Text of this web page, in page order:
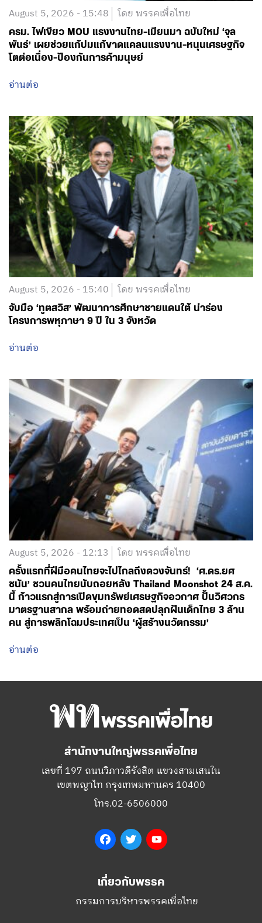
August 5, 2026 - 15:48 โดย พรรคเพื่อไทย
ครม. ไฟเขียว MOU แรงงานไทย-เมียนมา ฉบับใหม่ ‘จุล
พันธ์’ เผยช่วยแก้ปมแก้ขาดแคลนแรงงาน-หนุนเศรษฐกิจ
โตต่อเนื่อง-ป้องกันการค้ามนุษย์
อ่านต่อ
August 5, 2026 - 15:40 โดย พรรคเพื่อไทย
จับมือ ‘ทูตสวิส’ พัฒนาการศึกษาชายแดนใต้ นำร่อง
โครงการพหุภาษา 9 ปี ใน 3 จังหวัด
อ่านต่อ
August 5, 2026 - 12:13 โดย พรรคเพื่อไทย
ครั้งแรกที่ฝีมือคนไทยจะไปไกลถึงดวงจันทร์! ‘ศ.ดร.ยศ
ชนัน’ ชวนคนไทยนับถอยหลัง Thailand Moonshot 24 ส.ค.
นี้ ก้าวแรกสู่การเปิดขุมทรัพย์เศรษฐกิจอวกาศ ปั้นวิศวกร
มาตรฐานสากล พร้อมถ่ายทอดสดปลุกฝันเด็กไทย 3 ล้าน
คน สู่การพลิกโฉมประเทศเป็น ‘ผู้สร้างนวัตกรรม’
อ่านต่อ
สำนักงานใหญ่พรรคเพื่อไทย
เลขที่ 197 ถนนวิภาวดีรังสิต แขวงสามเสนใน
เขตพญาไท กรุงเทพมหานคร 10400
โทร.02-6506000
FacebookTwitter
เกี่ยวกับพรรค
กรรมการบริหารพรรคเพื่อไทย